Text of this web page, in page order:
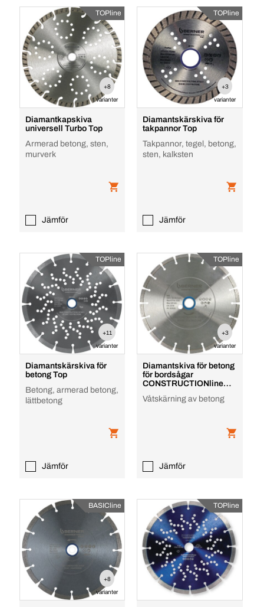
TOPline
+8
varianter
Diamantkapskiva
universell Turbo Top
Armerad betong, sten,
murverk
Jämför
TOPline
+3
varianter
Diamantskärskiva för
takpannor Top
Takpannor, tegel, betong,
sten, kalksten
Jämför
TOPline
+11
varianter
Diamantskärskiva för
betong Top
Betong, armerad betong,
lättbetong
Jämför
TOPline
+3
varianter
Diamantskiva för betong
för bordsågar
CONSTRUCTIONline
Våtskärning av betong
Jämför
BASICline
+8
varianter
TOPline